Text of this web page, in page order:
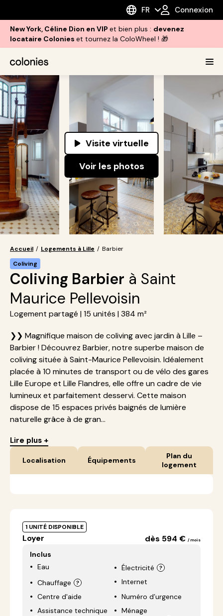
FR Connexion
New York, Céline Dion en VIP et bien plus : devenez
locataire Colonies et tournez la ColoWheel ! 🎁
Visite virtuelle
Voir les photos
Accueil / Logements à Lille / Barbier
Coliving
Coliving Barbier à Saint
Maurice Pellevoisin
Logement partagé | 15 unités | 384 m²
❯❯ Magnifique maison de coliving avec jardin à Lille –
Barbier ! Découvrez Barbier, notre superbe maison de
coliving située à Saint-Maurice Pellevoisin. Idéalement
placée à 10 minutes de transport ou de vélo des gares
Lille Europe et Lille Flandres, elle offre un cadre de vie
lumineux et parfaitement desservi. Cette maison
dispose de 15 espaces privés baignés de lumière
naturelle grâce à de gran...
Lire plus +
Localisation Équipements
Plan du
logement
1 UNITÉ DISPONIBLE
Loyer dès 594 € / mois
Inclus
Eau
Électricité
Chauffage
Internet
Centre d'aide
Numéro d’urgence
Assistance technique
Ménage